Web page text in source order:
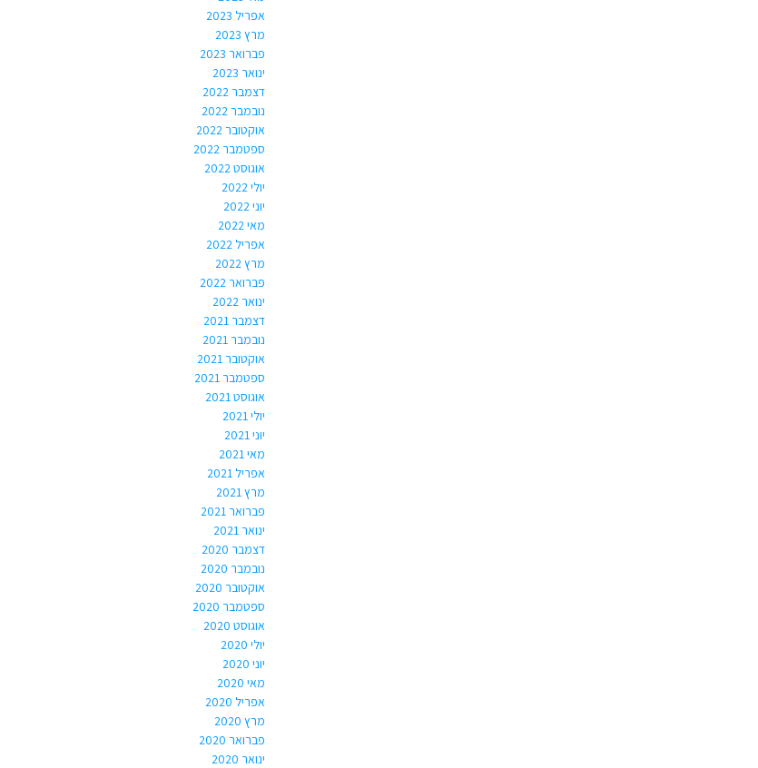
אפריל 2023
מרץ 2023
פברואר 2023
ינואר 2023
דצמבר 2022
נובמבר 2022
אוקטובר 2022
ספטמבר 2022
אוגוסט 2022
יולי 2022
יוני 2022
מאי 2022
אפריל 2022
מרץ 2022
פברואר 2022
ינואר 2022
דצמבר 2021
נובמבר 2021
אוקטובר 2021
ספטמבר 2021
אוגוסט 2021
יולי 2021
יוני 2021
מאי 2021
אפריל 2021
מרץ 2021
פברואר 2021
ינואר 2021
דצמבר 2020
נובמבר 2020
אוקטובר 2020
ספטמבר 2020
אוגוסט 2020
יולי 2020
יוני 2020
מאי 2020
אפריל 2020
מרץ 2020
פברואר 2020
ינואר 2020